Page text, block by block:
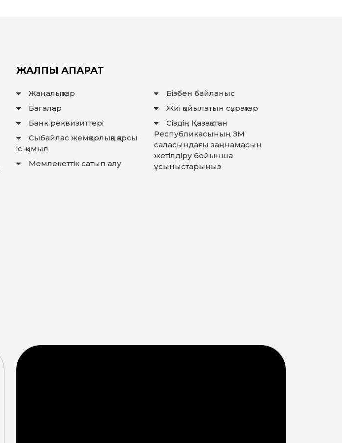
ЖАЛПЫ АҚПАРАТ
Жаңалықтар
Бағалар
Банк реквизиттері
Сыбайлас жемқорлыққа қарсы
іс-қимыл
Мемлекеттiк сатып алу
Бізбен байланыс
Жиі қойылатын сұрақтар
Сіздің Қазақстан
Республикасының ЗМ
саласындағы заңнамасын
жетілдіру бойынша
ұсыныстарыңыз